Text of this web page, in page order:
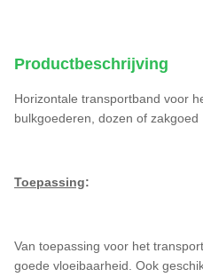
Productbeschrijving
Horizontale transportband voor
bulkgoederen, dozen of zakgoed
Toepassing:
Van toepassing voor het
goede vloeibaarheid. Ook